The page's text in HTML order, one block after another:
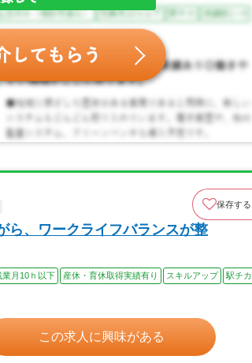
保存する
ら、ワークライフバランスが整
業月10ｈ以下 産休・育休取得実績有り スキルアップ
駅チカ
この求人に興味がある